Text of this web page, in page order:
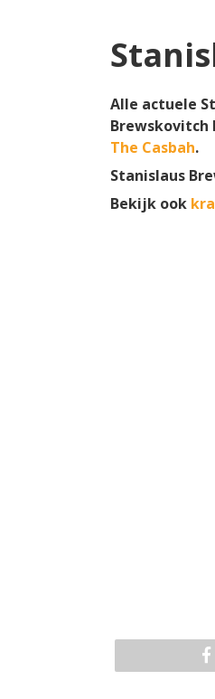
Alle actuele
Brewskovitch
The Casbah.
Stanislaus
Bekijk ook